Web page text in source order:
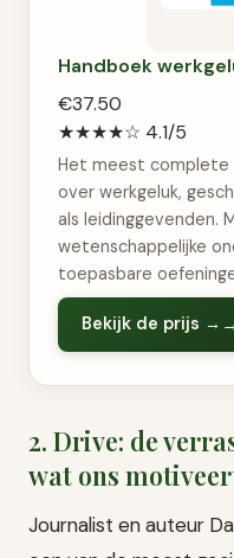
Handboek
€37.50
★★★★☆ 4.1/5
Het meest complete
over werkgeluk,
als leidinggevenden.
wetenschappelijke
toepasbare
Bekijk de prijs →
2. Drive: de
wat ons
Journalist en auteur